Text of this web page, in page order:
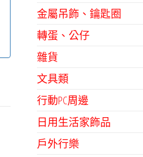
金屬吊飾、鑰匙圈
轉蛋、公仔
雜貨
文具類
行動PC周邊
日用生活家飾品
戶外行樂